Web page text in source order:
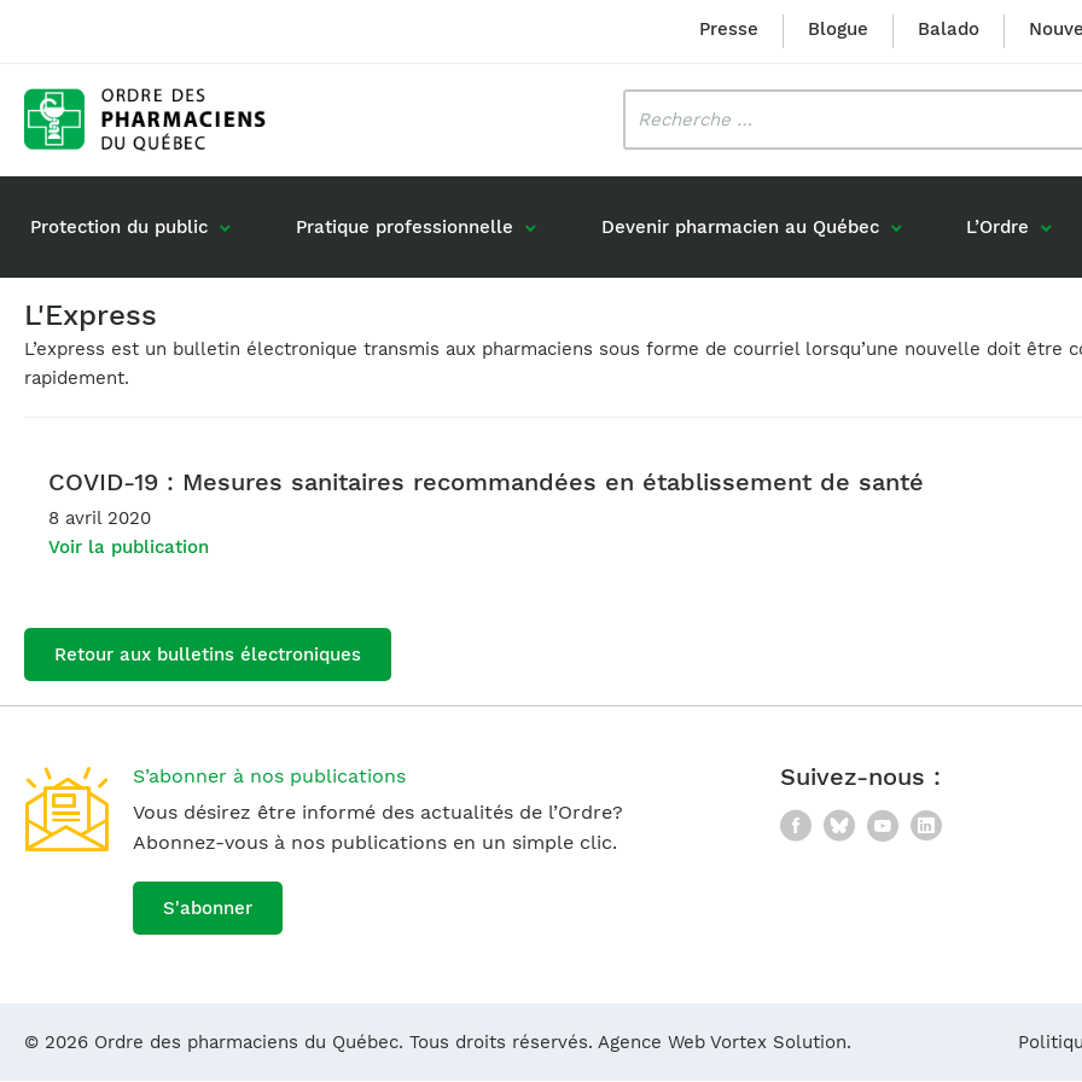
Presse Blogue Balado
Protection du public
Rôle du pharmacien
Pratique professionnelle
Gestion de mon dossier
Commande de matériel
Formation
Devenir pharmacien au Québec
Diplômés en France
L’Ordre
Mission et valeurs
Identité visuelle
Prix Louis-Hébert
L'Express
L’express est un bulletin électronique transmis aux pharmaciens sous forme de courriel lorsqu’une nouvelle doit être
rapidement.
COVID-19 : Mesures sanitaires recommandées en établissement de santé
8 avril 2020
Voir la publication
Retour aux bulletins électroniques
S’abonner à nos publications
Vous désirez être informé des actualités de l’Ordre?
Abonnez-vous à nos publications en un simple clic.
S'abonner
Suivez-nous :
Facebook
BlueskyYouTube
LinkedIn
© 2026 Ordre des pharmaciens du Québec. Tous droits réservés. Agence Web Vortex Solution.